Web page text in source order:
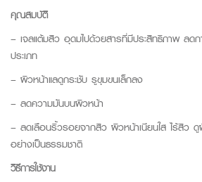
คุณสมบัติ
– เจลแต้มสิว อุดมไปด้วยสารที่มีประสิทธิภาพ ลด
ประเภท
– ผิวหน้าแลดูกระชับ รูขุมขนเล็กลง
– ลดความมันบนผิวหน้า
– ลดเลือนริ้วรอยจากสิว ผิวหน้าเนียนใส ไร้สิว ดู
อย่างเป็นธรรมชาติ
วิธีการใช้งาน